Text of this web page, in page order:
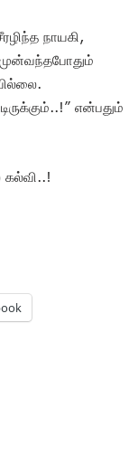
நாயகி,
என்பதும்
கல்வி..!